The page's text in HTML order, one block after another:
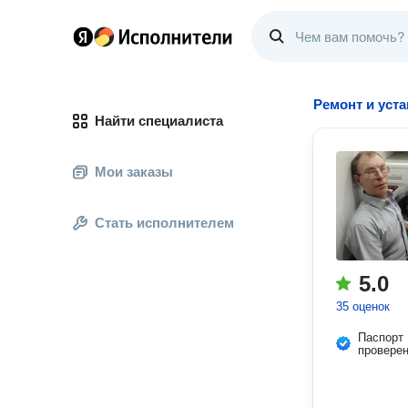
Найти специалиста
Мои заказы
Стать исполнителем
Ремонт и
5.0
35 оценок
Паспорт
проверен